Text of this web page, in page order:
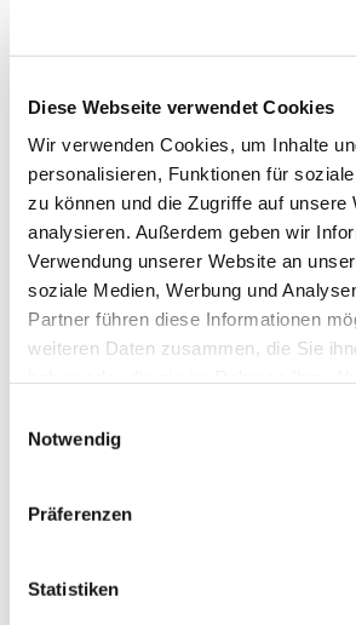
Diese Webseite verwendet Cookies
Wir verwenden Cookies, um Inhalte
personalisieren, Funktionen für
zu können und die Zugriffe auf unsere
analysieren. Außerdem geben wir
Verwendung unserer Website an
soziale Medien, Werbung und
Partner führen diese Informationen
weiteren Daten zusammen, die Sie
Notwendig
Präferenzen
Statistiken